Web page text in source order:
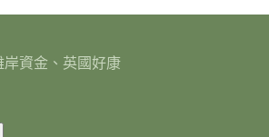
資金、英國好康